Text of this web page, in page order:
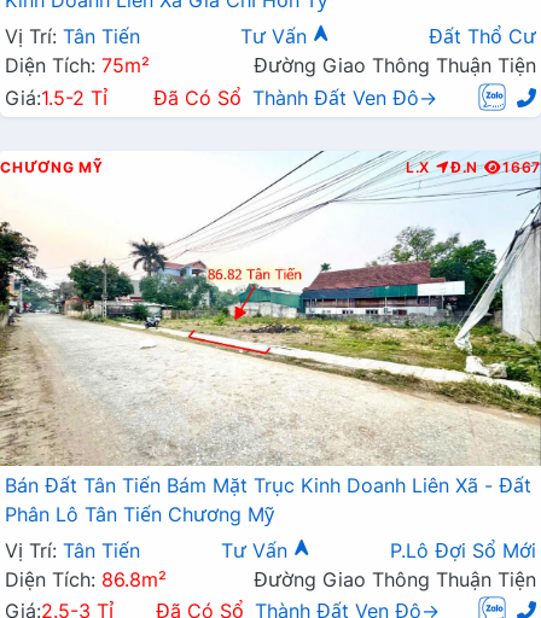
Vị Trí: Tân Tiến Tư Vấn
Đất Thổ Cư
Diện Tích: 75m²
Đường Giao Thông Thuận Tiện
Giá:1.5-2 Tỉ Đã Có Sổ Thành Đất Ven Đô→
CHƯƠNG MỸ L.X Đ.N 1667
Bán Đất Tân Tiến Bám Mặt Trục Kinh Doanh Liên Xã - Đất
Phân Lô Tân Tiến Chương Mỹ
Vị Trí: Tân Tiến Tư Vấn
P.Lô Đợi Sổ Mới
Diện Tích: 86.8m²
Đường Giao Thông Thuận Tiện
Giá:2.5-3 Tỉ Đã Có Sổ Thành Đất Ven Đô→